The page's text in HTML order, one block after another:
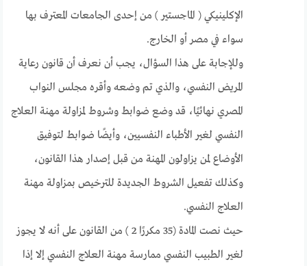
الإكلينيكي ( الماجستير ) من إحدى الجامعات المعترف بها
سواء في مصر أو الخارج.
وللإجابة على هذا السؤال، يجب أن نعرف أن قانون رعاية
المريض النفسي، والذي تم وضعه وأقره مجلس النواب
المصري نهائيًا، قد وضع ضوابط وشروط لمزاولة مهنة العلاج
النفسي لغير الأطباء النفسيين، وأيضًا ضوابط لتوفيق
الأوضاع لمن يزاولون المهنة من قبل إصدار هذا القانون،
وكذلك تفعيل الشروط الجديدة للترخيص بمزاولة مهنة
العلاج النفسي.
حيث نصت المادة (35 مكررًا 2 ) من القانون على أنه لا يجوز
لغير الطبيب النفسي ممارسة مهنة العلاج النفسي إلا إذا